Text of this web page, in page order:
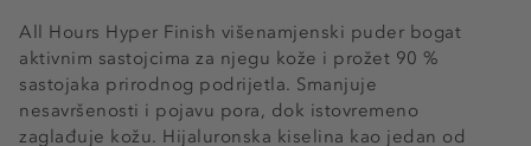
All Hours Hyper Finish višenamjenski puder bogat
aktivnim sastojcima za njegu kože i prožet 90 %
sastojaka prirodnog podrijetla. Smanjuje
nesavršenosti i pojavu pora, dok istovremeno
zaglađuje kožu. Hijaluronska kiselina kao jedan od